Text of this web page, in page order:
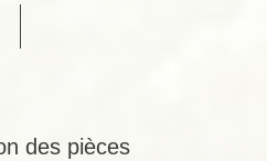
des pièces